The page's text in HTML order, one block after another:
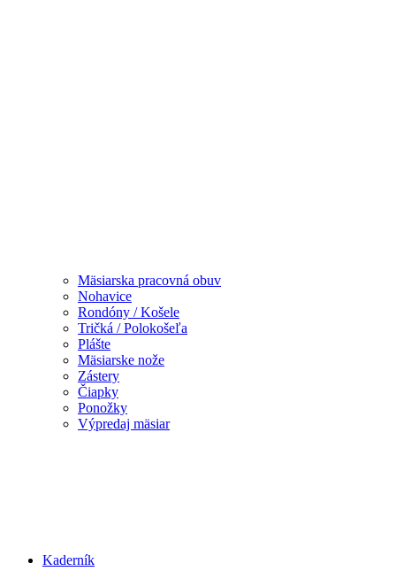
Mäsiarska pracovná obuv
Nohavice
Rondóny / Košele
Tričká / Polokošeľa
Plášte
Mäsiarske nože
Zástery
Čiapky
Ponožky
Výpredaj mäsiar
Kaderník